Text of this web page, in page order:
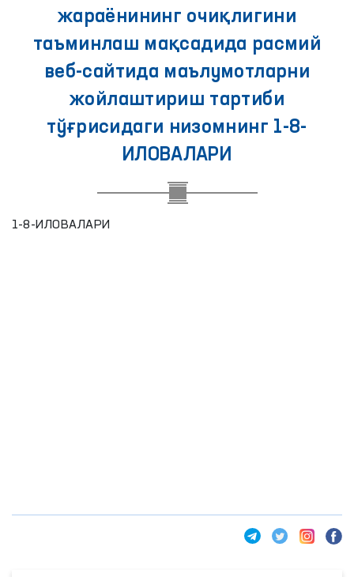
жараёнининг очиқлигини
таъминлаш мақсадида расмий
веб-сайтида маълумотларни
жойлаштириш тартиби
тўғрисидаги низомнинг 1-8-
ИЛОВАЛАРИ
1-8-ИЛОВАЛАРИ